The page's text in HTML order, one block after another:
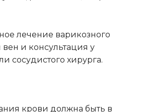
лечение варикозного
и консультация у
сосудистого хирурга.
крови должна быть в